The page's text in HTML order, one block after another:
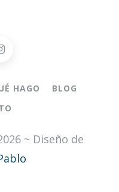
HAGO
BLOG
~ Diseño de